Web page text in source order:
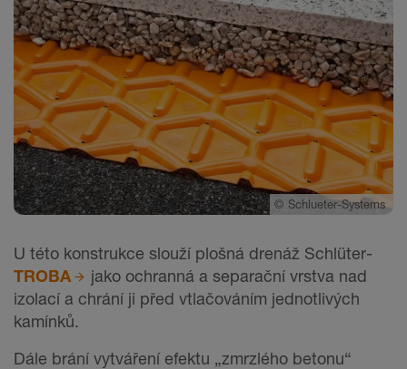
© Schlueter-Systems
U této konstrukce slouží plošná drenáž Schlüter-
TROBA
jako ochranná a separační vrstva nad
izolací a chrání ji před vtlačováním jednotlivých
kamínků.
Dále brání vytváření efektu „zmrzlého betonu“